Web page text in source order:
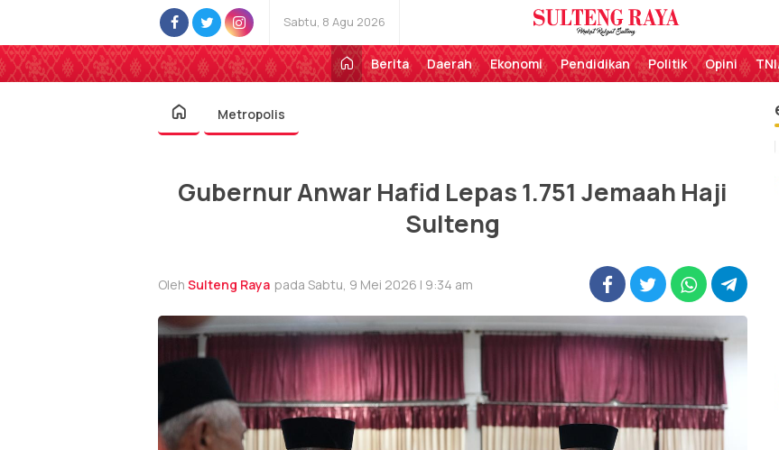
Sabtu, 8 Agu 2026
Sulteng Raya
Perekat Rakyat Sulteng
Berita
Daerah Ekonomi Pendidikan Politik Opini
Metropolis
Gubernur Anwar Hafid Lepas 1.751 Jemaah Haji
Sulteng
Oleh Sulteng Raya pada Sabtu, 9 Mei 2026 | 9:34 am